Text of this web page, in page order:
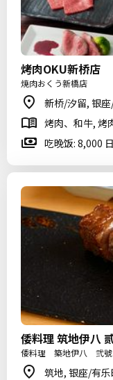
烤肉OKU新桥店
焼肉おくう新橋店
新桥/汐留, 银
烤肉、和牛, 烤
吃晚饭: 8,000
倭料理 筑地伊八
倭料理 築地伊八 弐號
筑地, 银座/有